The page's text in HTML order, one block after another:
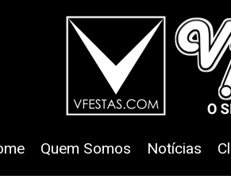
Quem Somos Notícias